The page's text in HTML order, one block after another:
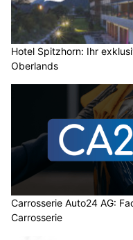
Hotel Spitzhorn: Ihr
Oberlands
Carrosserie Auto24 AG:
Carrosserie